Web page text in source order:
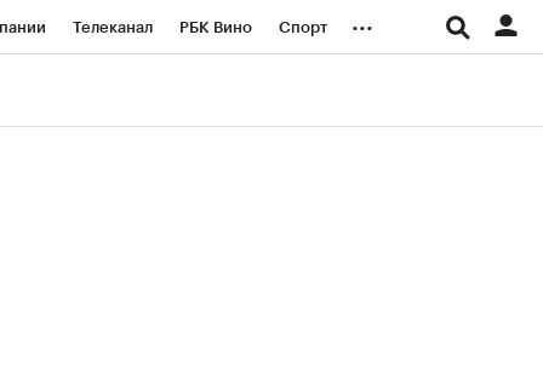
Телеканал РБК Вино Спорт ...